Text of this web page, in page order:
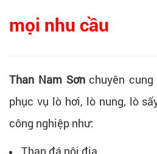
mọi nhu cầu
Than Nam Sơnchuyên cung
phục vụ lò hơi, lò nung, lò
công nghiệp như:
Than đá nội địa